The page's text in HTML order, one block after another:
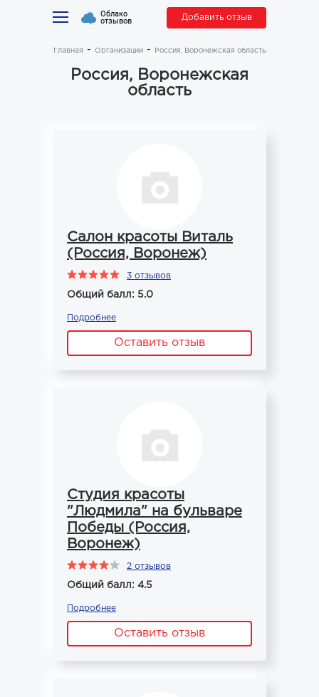
Облако
отзывов Добавить отзыв
Главная Организации Россия, Воронежская область
Россия, Воронежская
область
Салон красоты Виталь
(Россия, Воронеж)
3 отзывов
Общий балл: 5.0
Подробнее
Оставить отзыв
Студия красоты
"Людмила" на бульваре
Победы (Россия,
Воронеж)
2 отзывов
Общий балл: 4.5
Подробнее
Оставить отзыв